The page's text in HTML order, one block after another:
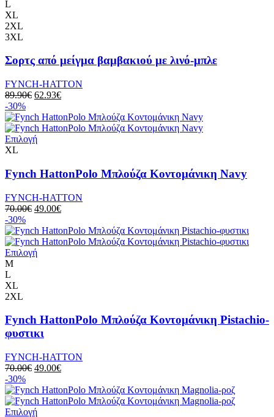
L
XL
2XL
3XL
Σορτς από μείγμα βαμβακιού με λινό-μπλε
FYNCH-HATTON
89.90€ 62.93€
-30%
Επιλογή
XL
Fynch HattonPolo Μπλούζα Κοντομάνικη Navy
FYNCH-HATTON
70.00€ 49.00€
-30%
Επιλογή
M
L
XL
2XL
Fynch HattonPolo Μπλούζα Κοντομάνικη Pistachio-
φυστικι
FYNCH-HATTON
70.00€ 49.00€
-30%
Επιλογή